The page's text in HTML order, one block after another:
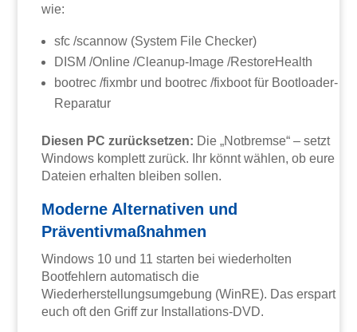
wie:
sfc /scannow (System File Checker)
DISM /Online /Cleanup-Image /RestoreHealth
bootrec /fixmbr und bootrec /fixboot für Bootloader-
Reparatur
Diesen PC zurücksetzen: Die „Notbremse“ – setzt
Windows komplett zurück. Ihr könnt wählen, ob eure
Dateien erhalten bleiben sollen.
Moderne Alternativen und
Präventivmaßnahmen
Windows 10 und 11 starten bei wiederholten
Bootfehlern automatisch die
Wiederherstellungsumgebung (WinRE). Das erspart
euch oft den Griff zur Installations-DVD.